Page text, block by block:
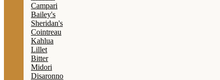
Campari
Bailey's
Sheridan's
Cointreau
Kahlua
Lillet
Bitter
Midori
Disaronno